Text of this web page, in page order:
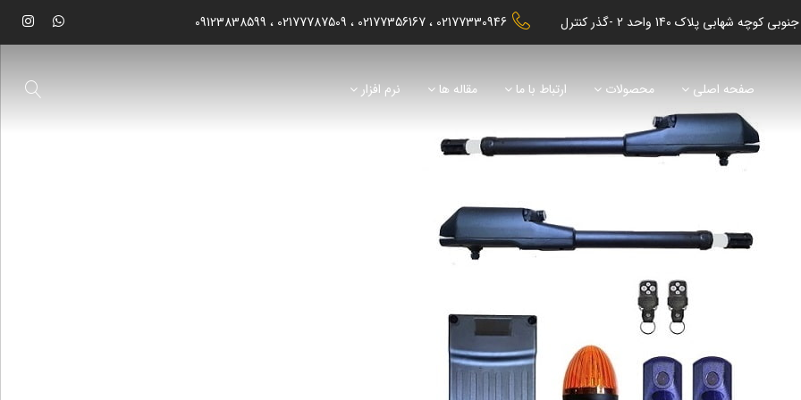
02177330946
02177356167
02177787509
09123838599
صفحه اصلی محصولات ارتباط با ما مقاله ها نرم افزار